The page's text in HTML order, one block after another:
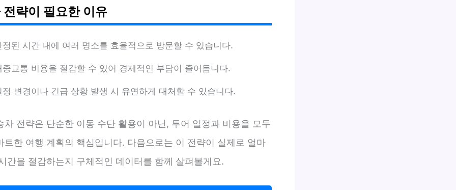
전략이 필요한 이유
정된 시간 내에 여러 명소를 효율적으로 방문할 수 있습니다.
중교통 비용을 절감할 수 있어 경제적인 부담이 줄어듭니다.
정 변경이나 긴급 상황 발생 시 유연하게 대처할 수 있습니다.
차 전략은 단순한 이동 수단 활용이 아닌, 투어 일정과 비용을 모두
트한 여행 계획의 핵심입니다. 다음으로는 이 전략이 실제로 얼마
간을 절감하는지 구체적인 데이터를 함께 살펴볼게요.